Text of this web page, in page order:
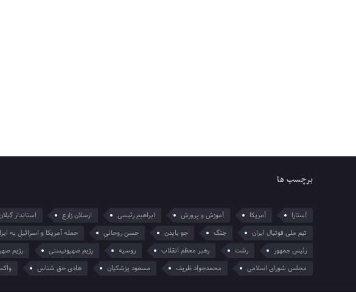
برچسب ها
آستارا آمریکا آموزش و پرورش ابراهیم رئیسی ارسلان زارع استاندار
تیم ملی فوتبال ایران
جنگ جو بایدن حسن روحانی حمله آمریکا و اسرائیل به
رئیس جمهور
رشت رهبر معظم انقلاب روسیه رژیم صهیونیستی رژیم
مجلس شورای اسلامی
محمدجواد ظریف مسعود پزشکیان هادی حق شناس